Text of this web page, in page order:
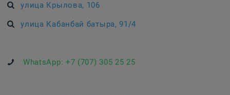
улица Крылова, 106
улица Кабанбай батыра, 91/4
WhatsApp: +7 (707) 305 25 25